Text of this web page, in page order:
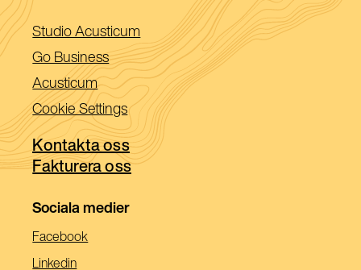
Studio Acusticum (Öppnas
i
ett
nytt
fönster)
Go Business(Öppnas
i
ett
nytt
fönster)
Acusticum(Öppnas
i
ett
nytt
fönster)
Cookie Settings
Kontakta oss
Fakturera oss
Sociala medier
Facebook(Öppnas
Linkedin(Öppnas